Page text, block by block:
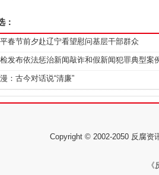
：
春节前夕赴辽宁看望慰问基层干部群众
发布依法惩治新闻敲诈和假新闻犯罪典型案
：古今对话说“清廉”
Copyright © 2002-2050 反腐资